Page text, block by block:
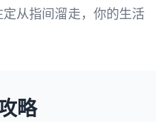
从指间溜走，你的生活
略